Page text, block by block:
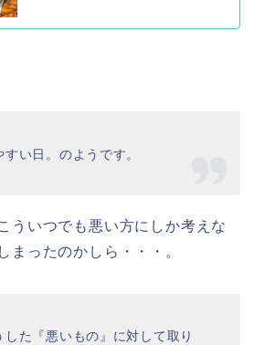
い日。のようです。
ういつでも悪い方にしか考えな
まったのかしら・・・。
した『悪いもの』に対して取り